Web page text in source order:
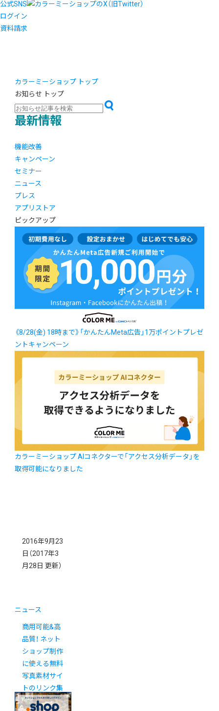
公式SNS
ログイン
資料請求
カラーミーショップ トップ
お知らせ トップ
最新情報
機能改善
キャンペーン
セミナー
ニュース
プレス
アプリストア
ピックアップ
《8/28(金) 18時まで》「かんたんMeta広告」1万ポイントプレゼ
ントキャンペーン
カラーミーショップ AIコネクターで「アクセス分析データ」を
取得可能になりました
2016年9月23
日 （2017年3
月28日 更新）
ニュース
商用可能&高
品質！ ネット
ショップ制作
に使える無料
写真素材サイ
トのリンク集